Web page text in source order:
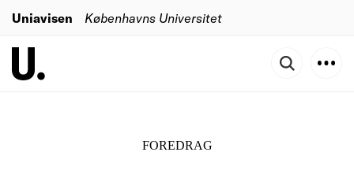
Uniavisen Københavns Universitet
FOREDRAG